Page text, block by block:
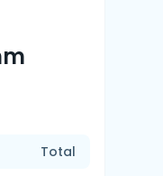
Total